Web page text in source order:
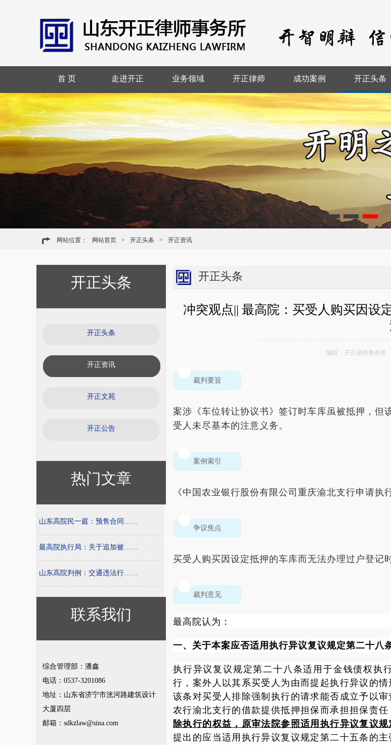
首 页 走进开正 业务领域 开正律师 成功案例 开正头条
网站位置： 网站首页 > 开正头条 > 开正资讯
开正头条
开正头条
开正资讯
开正文苑
开正公告
热门文章
山东高院民一庭：预售合同……
最高院执行局：关于追加被……
山东高院判例：交通违法行……
联系我们
综合管理部：潘鑫
电话：0537-3201086
地址：山东省济宁市洸河路建筑设计
大厦四层
邮箱： sdkzlaw@sina.com
开正头条
冲突观点|| 最高院：买受人购买因设
编辑：开正律师事务所
裁判要旨
案涉《车位转让协议书》签订时车库虽被抵押，
受人未尽基本的注意义务。
案例索引
《中国农业银行股份有限公司重庆渝北支行申请
争议焦点
买受人购买因设定抵押的车库而无法办理过户登记
裁判意见
最高院认为：
一、关于本案应否适用执行异议复议规定第二十八
执行异议复议规定第二十八条适用于金钱债权执
行，案外人以其系买受人为由而提起执行异议的
该条对买受人排除强制执行的请求能否成立予以
农行渝北支行的借款提供抵押担保而承担担保责
除执行的权益，原审法院参照适用执行异议复议
提出的应当适用执行异议复议规定第二十五条的